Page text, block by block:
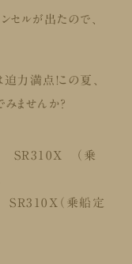
セルが出たので、
力満点！この夏、
ませんか？
SR310X （乗
（乗船定